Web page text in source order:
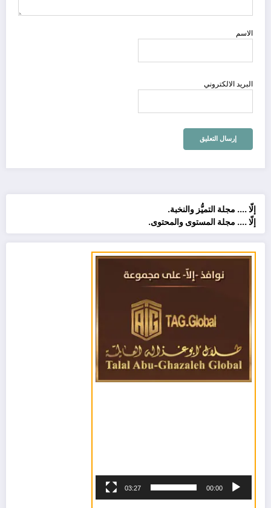
الاسم
البريد الالكتروني
إلّا .... مجلة التميُّز والنخبة.
إلّا .... مجلة المستوى والمحتوى.
00:00
03:27